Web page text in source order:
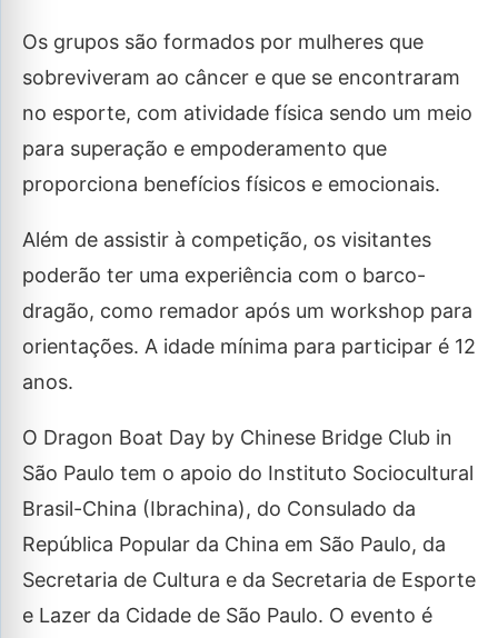
Os grupos são formados por mulheres que
sobreviveram ao câncer e que se encontraram
no esporte, com atividade física sendo um meio
para superação e empoderamento que
proporciona benefícios físicos e emocionais.
Além de assistir à competição, os visitantes
poderão ter uma experiência com o barco-
dragão, como remador após um workshop para
orientações. A idade mínima para participar é 12
anos.
O Dragon Boat Day by Chinese Bridge Club in
São Paulo tem o apoio do Instituto Sociocultural
Brasil-China (Ibrachina), do Consulado da
República Popular da China em São Paulo, da
Secretaria de Cultura e da Secretaria de Esporte
e Lazer da Cidade de São Paulo. O evento é